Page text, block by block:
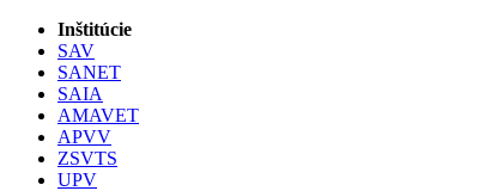
Inštitúcie
SAV
SANET
SAIA
AMAVET
APVV
ZSVTS
UPV